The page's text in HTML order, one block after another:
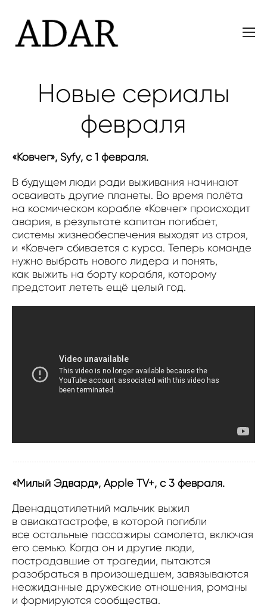
Новые сериалы
февраля
«Ковчег», Syfy, с 1 февраля.
В будущем люди ради выживания начинают
осваивать другие планеты. Во время полёта
на космическом корабле «Ковчег» происходит
авария, в результате капитан погибает,
системы жизнеобеспечения выходят из строя,
и «Ковчег» сбивается с курса. Теперь команде
нужно выбрать нового лидера и понять,
как выжить на борту корабля, которому
предстоит лететь ещё целый год.
«Милый Эдвард», Apple TV+, с 3 февраля.
Двенадцатилетний мальчик выжил
в авиакатастрофе, в которой погибли
все остальные пассажиры самолета, включая
его семью. Когда он и другие люди,
пострадавшие от трагедии, пытаются
разобраться в произошедшем, завязываются
неожиданные дружеские отношения, романы
и формируются сообщества.